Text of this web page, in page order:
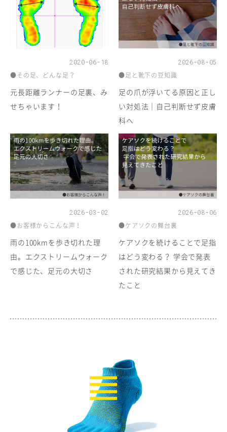
2020-06-18
●その足、どんな足？
元長距離ランナーの足裏、み
せちゃいます！
2026-08-05
●足と靴下の豆知識
足の爪が浮いてる原因と正し
い対処法｜自己判断せず皮膚
科へ
2026-03-02
●お客様からこんな声！
雨の100kmを歩き切れた理
由。エクストリームウォーク
で感じた、足元の大切さ
2026-08-06
●ケアソクの舞台裏
ケアソクを続けることで足指
はどう変わる？ 学会で発表
された研究結果から見えてき
たこと